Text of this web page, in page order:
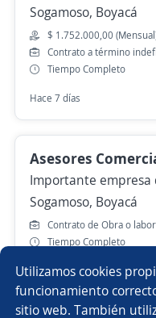
Utilizamos cookies
funcionamiento
sitio web. También
Sogamoso, Boyacá
$ 1.752.000,00
Contrato a término
Tiempo Completo
Hace 7 días
Asesores
Importante empresa
Sogamoso, Boyacá
Contrato de Obra o labor
Tiempo Completo
Hace 6 días